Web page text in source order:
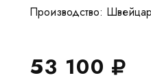
53 100